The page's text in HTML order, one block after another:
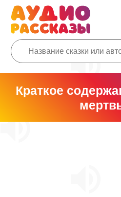
Краткое